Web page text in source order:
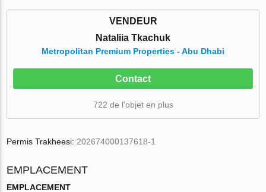
VENDEUR
Nataliia Tkachuk
Metropolitan Premium Properties - Abu Dhabi
Contact
722 de l'objet en plus
Permis Trakheesi: 202674000137618-1
EMPLACEMENT
EMPLACEMENT